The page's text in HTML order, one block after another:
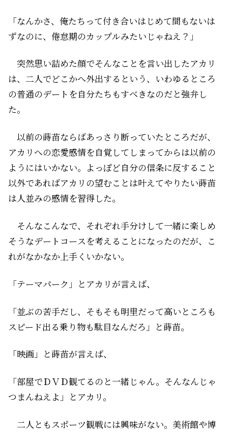
「なんかさ、俺たちって付き合いはじめて間もないは
ずなのに、倦怠期のカップルみたいじゃねえ？」
突然思い詰めた顔でそんなことを言い出したアカリ
は、二人でどこかへ外出するという、いわゆるところ
の普通のデートを自分たちもすべきなのだと強弁し
た。
以前の蒔苗ならばあっさり断っていたところだが、
アカリへの恋愛感情を自覚してしまってからは以前の
ようにはいかない。よっぽど自分の信条に反すること
以外であればアカリの望むことは叶えてやりたい――蒔苗
は人並みの感情を習得した。
そんなこんなで、それぞれ手分けして一緒に楽しめ
そうなデートコースを考えることになったのだが、こ
れがなかなか上手くいかない。
「テーマパーク」とアカリが言えば、
「並ぶの苦手だし、そもそも明里だって高いところも
スピード出る乗り物も駄目なんだろ」と蒔苗。
「映画」と蒔苗が言えば、
「部屋でＤＶＤ観てるのと一緒じゃん。そんなんじゃ
つまんねえよ」とアカリ。
二人ともスポーツ観戦には興味がない。美術館や博